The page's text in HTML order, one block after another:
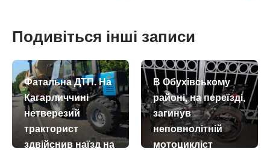
Подивіться інші записи
Фатальна ДТП. На
Кагарличчині
нетверезий
тракторист
здвійснив наїзд на
В Обухівському
районі, на переїзді,
загинув
неповнолітній
мотоцикліст